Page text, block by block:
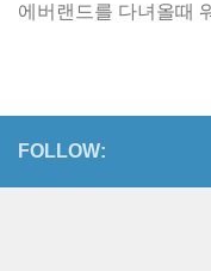
에버랜드를 다녀올때
FOLLOW: